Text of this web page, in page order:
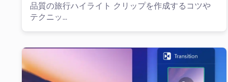
品質の旅行ハイライト クリップを作成するコツや
テクニッ...